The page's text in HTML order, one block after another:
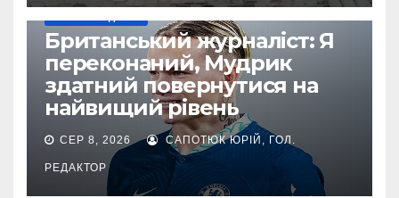
Британський журналіст: Я
переконаний, Мудрик
здатний повернутися на
найвищий рівень
СЕР 8, 2026 САПОТЮК ЮРІЙ, ГОЛ.
РЕДАКТОР